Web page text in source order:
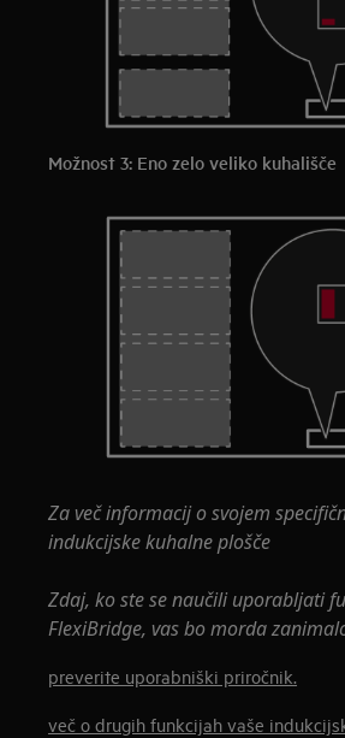
Možnost 3: Eno zelo veliko kuhališče
Za več informacij o svojem
indukcijske kuhalne plošče
Zdaj, ko ste se naučili uporabljati
FlexiBridge, vas bo morda
preverite uporabniški priročnik.
več o drugih funkcijah vaše